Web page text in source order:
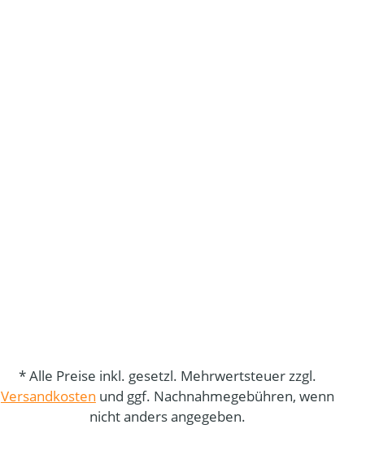
* Alle Preise inkl. gesetzl. Mehrwertsteuer zzgl.
Versandkosten und ggf. Nachnahmegebühren, wenn
nicht anders angegeben.